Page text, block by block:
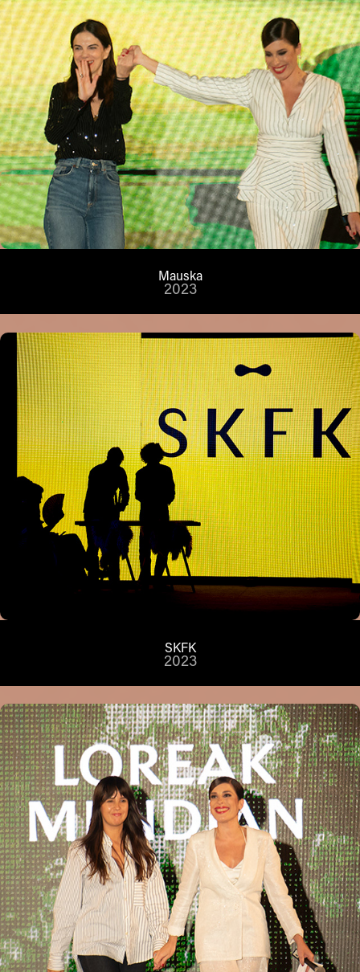
Mauska
2023
SKFK
2023